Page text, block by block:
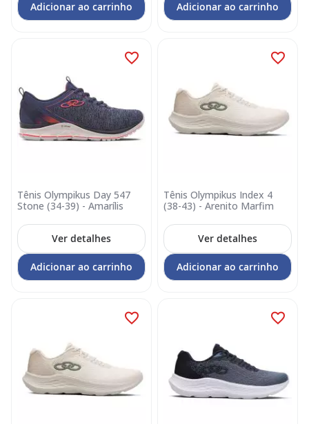
Adicionar ao carrinho Adicionar ao carrinho
Tênis Olympikus Day 547
Stone (34-39) - Amarílis
Ver detalhes
Adicionar ao carrinho
Tênis Olympikus Index 4
(38-43) - Arenito Marfim
Ver detalhes
Adicionar ao carrinho